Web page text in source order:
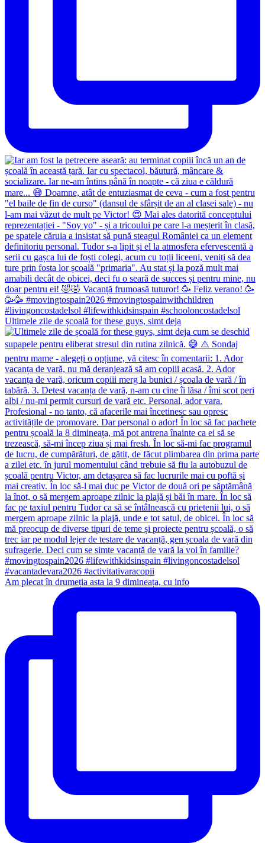
Ultimele zile de școală for these guys, simt deja
Am plecat în drumeția asta la 9 dimineața, cu info